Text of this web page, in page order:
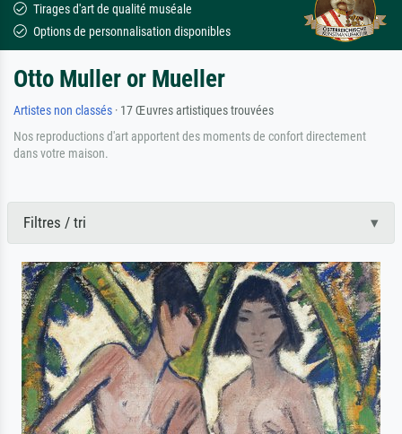
Tirages d'art de qualité muséale
Options de personnalisation disponibles
Otto Muller or Mueller
Artistes non classés · 17 Œuvres artistiques trouvées
Nos reproductions d'art apportent des moments de confort directement
dans votre maison.
Filtres / tri